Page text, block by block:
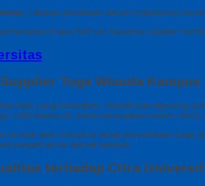
Lakukan pendataan ukuran mahasiswa
di atas 500 set, biasanya supplier
Toga Wisuda Kampus
baku yang berkualitas. Setelah kain dipotong
Oleh karena itu, kami menerapkan sistem check
produk akan masuk ke tahap penyetrikaan (uap)
pengiriman ke alamat kampus.
terhadap Citra